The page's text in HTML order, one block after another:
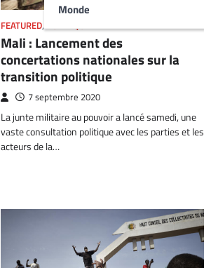
Monde
FEATURED,
Mali : Lancement des
concertations nationales sur la
transition politique
7 septembre 2020
La junte militaire au pouvoir a lancé samedi, une
vaste consultation politique avec les parties et les
acteurs de la…